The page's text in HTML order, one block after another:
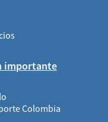
importante
Colombia